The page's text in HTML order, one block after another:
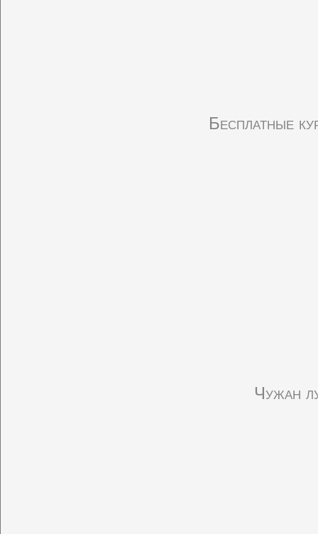
Бесплатные
Чужан